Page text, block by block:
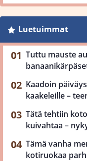
Luetuimmat
Tuttu mauste
Kaadoin
kaakeleille –
Tätä tehtiin
kuivahtaa –
Tämä vanha
kotiruokaa